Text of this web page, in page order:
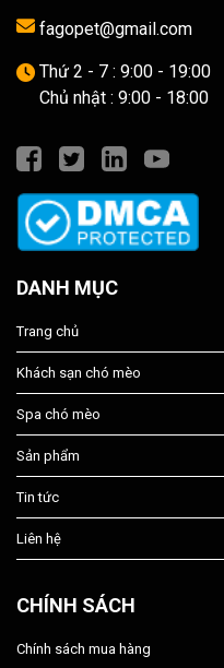
fagopet@gmail.com
Thứ 2 - 7 : 9:00 - 19:00
Chủ nhật : 9:00 - 18:00
DANH MỤC
Trang chủ
Khách sạn chó mèo
Spa chó mèo
Sản phẩm
Tin tức
Liên hệ
CHÍNH SÁCH
Chính sách mua hàng